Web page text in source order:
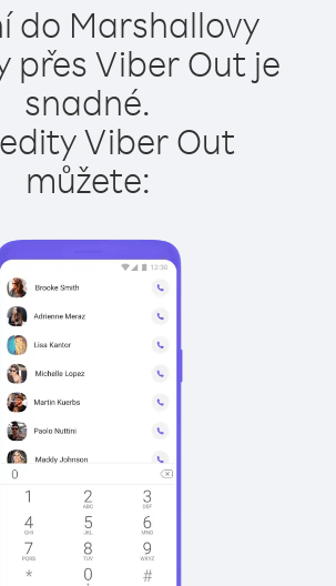
do Marshallovy
přes Viber Out je
snadné.
Viber Out
můžete: